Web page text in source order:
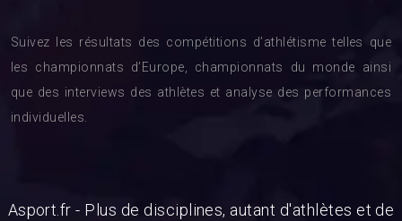
Suivez les résultats des compétitions d’athlétisme telles que
les championnats d’Europe, championnats du monde ainsi
que des interviews des athlètes et analyse des performances
individuelles.
Asport.fr - Plus de disciplines, autant d'athlètes et de